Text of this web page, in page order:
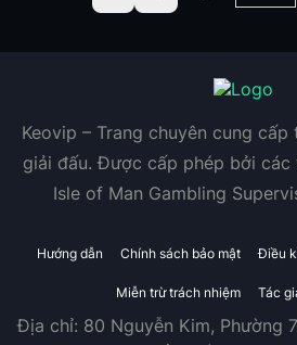
Keovip – Trang chuyên cung cấp
giải đấu. Được cấp phép bởi
Isle of Man Gambling
Hướng dẫn Chính sách bảo mật Điều
Miễn trừ trách nhiệm Tác
Địa chỉ: 80 Nguyễn Kim, Phường